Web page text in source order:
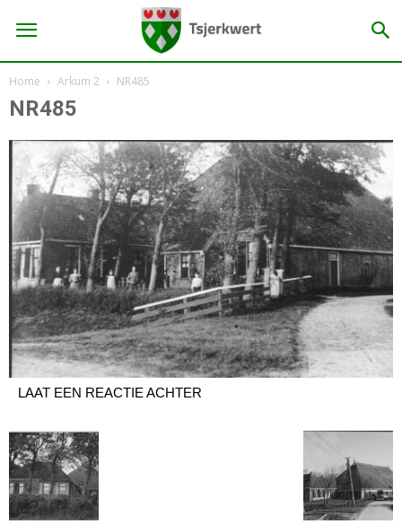
Home Arkum 2 NR485
NR485
LAAT EEN REACTIE ACHTER